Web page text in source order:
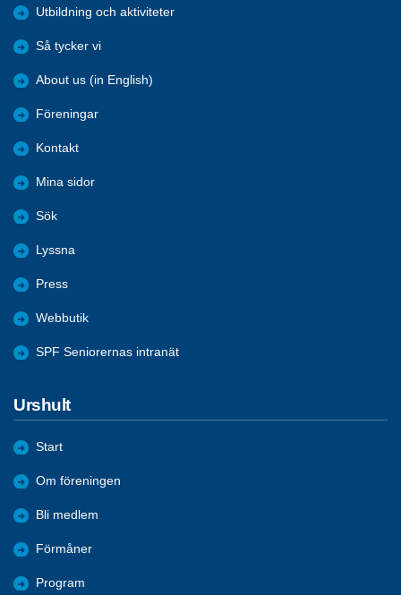
Utbildning och aktiviteter
Så tycker vi
About us (in English)
Föreningar
Kontakt
Mina sidor
Sök
Lyssna
Press
Webbutik
SPF Seniorernas intranät
Urshult
Start
Om föreningen
Bli medlem
Förmåner
Program